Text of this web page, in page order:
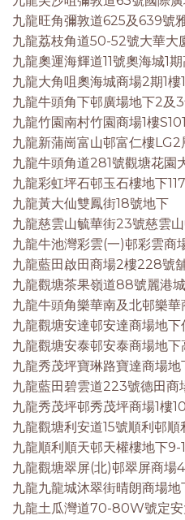
九龍旺角彌敦道625及639號
九龍荔枝角道50-52號大華大
九龍奧運海輝道11號奧海城1
九龍大角咀奧海城商場2期1
九龍牛頭角下邨廣場地下2及
九龍竹園南村竹園商場1樓
九龍新蒲崗富山邨富仁樓
九龍牛頭角道281號觀塘花園
九龍彩虹坪石邨玉石樓地下
九龍黃大仙雙鳳街18號地下
九龍慈雲山毓華街23號慈雲
九龍牛池灣彩雲(一)邨彩雲商
九龍藍田啟田商場2樓228號
九龍觀塘茶果嶺道88號麗港
九龍牛頭角樂華南及北邨樂
九龍觀塘安達邨安達商場地
九龍觀塘安泰邨安泰商場地下
九龍秀茂坪寶琳路寶達商場
九龍藍田碧雲道223號德田商
九龍秀茂坪邨秀茂坪商場1樓
九龍觀塘利安道15號順利邨
九龍順利順天邨天權樓地下9-
九龍觀塘翠屏(北)邨翠屏商場
九龍九龍城沐翠街晴朗商場
九龍土瓜灣道70-80W號定安